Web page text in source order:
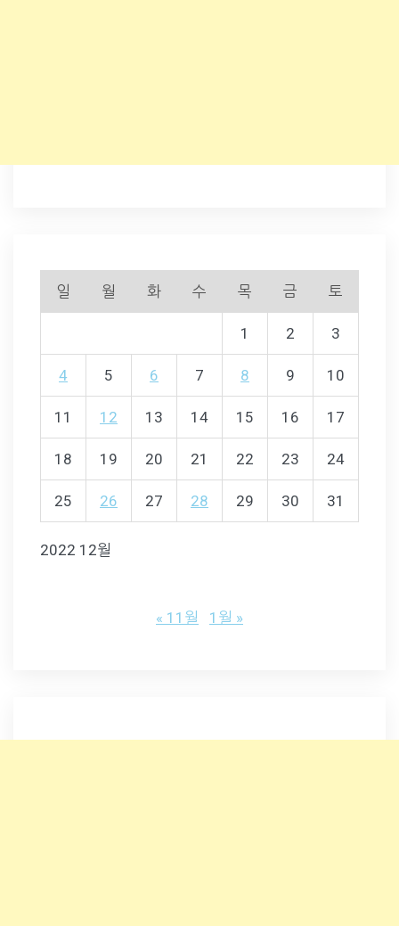
2022 12월
일 월 화 수 목 금 토
1 2 3
4 5 6 7 8 9 10
11 12 13 14 15 16 17
18 19 20 21 22 23 24
25 26 27 28 29 30 31
« 11월 1월 »